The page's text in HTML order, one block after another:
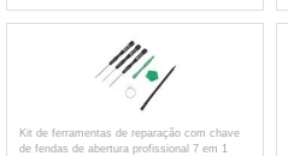
Kit de ferramentas de reparação com chave
de fendas de abertura profissional 7 em 1